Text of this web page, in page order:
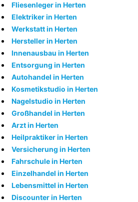
Fliesenleger in Herten
Elektriker in Herten
Werkstatt in Herten
Hersteller in Herten
Innenausbau in Herten
Entsorgung in Herten
Autohandel in Herten
Kosmetikstudio in Herten
Nagelstudio in Herten
Großhandel in Herten
Arzt in Herten
Heilpraktiker in Herten
Versicherung in Herten
Fahrschule in Herten
Einzelhandel in Herten
Lebensmittel in Herten
Discounter in Herten